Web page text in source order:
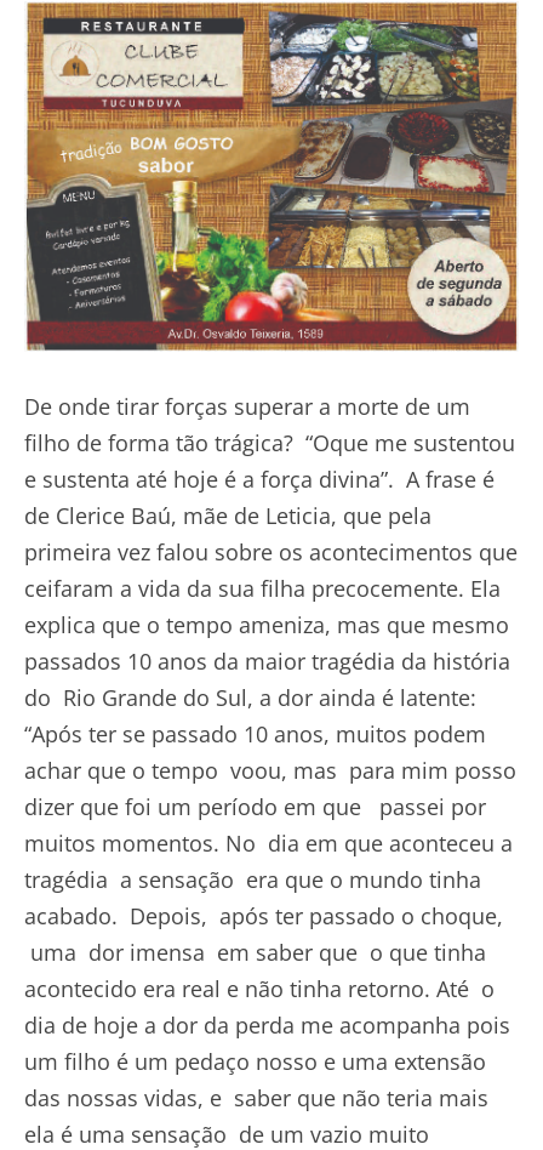
De onde tirar forças superar a morte de um
filho de forma tão trágica? “Oque me sustentou
e sustenta até hoje é a força divina”. A frase é
de Clerice Baú, mãe de Leticia, que pela
primeira vez falou sobre os acontecimentos que
ceifaram a vida da sua filha precocemente. Ela
explica que o tempo ameniza, mas que mesmo
passados 10 anos da maior tragédia da história
do Rio Grande do Sul, a dor ainda é latente:
“Após ter se passado 10 anos, muitos podem
achar que o tempo voou, mas para mim posso
dizer que foi um período em que passei por
muitos momentos. No dia em que aconteceu a
tragédia a sensação era que o mundo tinha
acabado. Depois, após ter passado o choque,
uma dor imensa em saber que o que tinha
acontecido era real e não tinha retorno. Até o
dia de hoje a dor da perda me acompanha pois
um filho é um pedaço nosso e uma extensão
das nossas vidas, e saber que não teria mais
ela é uma sensação de um vazio muito